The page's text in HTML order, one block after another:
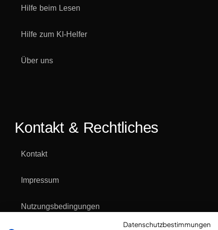
Hilfe beim Lesen
Hilfe zum KI-Helfer
Über uns
Kontakt & Rechtliches
Kontakt
Impressum
Nutzungsbedingungen
Datenschutzbestimmungen